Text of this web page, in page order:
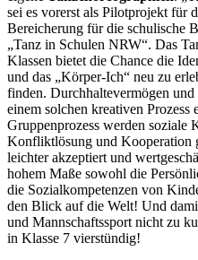
sei es vorerst als Pilotprojekt für
Bereicherung für die schulische
„Tanz in Schulen NRW“. Das
Klassen bietet die Chance die
und das „Kör­per-Ich“ neu zu
finden. Durchhaltevermögen
einem solchen kreativen
Gruppenprozess werden soziale
Konfliktlösung und Kooperation
leichter akzeptiert und
hohem Maße sowohl die
die Sozialkompetenzen von
den Blick auf die Welt! Und
und Mannschaftssport nicht zu
in Klasse 7 vierstündig!